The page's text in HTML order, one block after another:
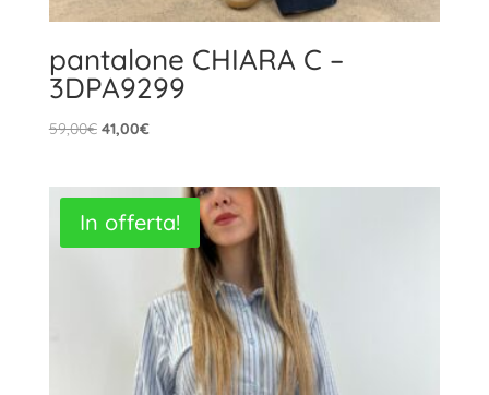
pantalone CHIARA C –
3DPA9299
59,00€ Il
era:
59,00€.
41,00€Il
è:
41,00€.
In offerta!